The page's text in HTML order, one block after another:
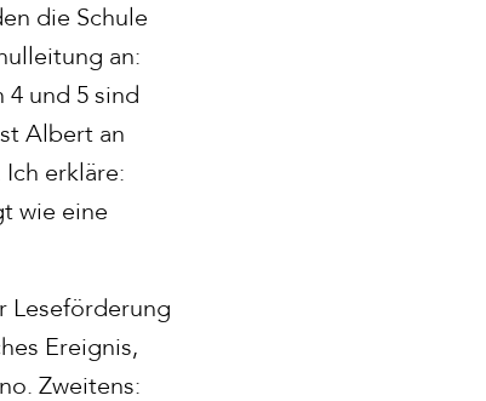
die Schule
an:
4 und 5 sind
Albert an
erkläre:
wie eine
Leseförderung
Ereignis,
Zweitens: